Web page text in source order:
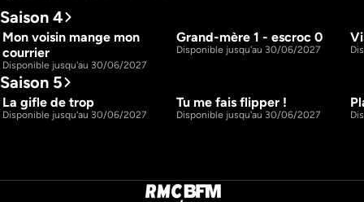
Saison 4
Mon voisin mange mon
courrier
Disponible jusqu'au 30/06/2027
S4 E2 21m
Grand-mère 1 - escroc 0
Disponible jusqu'au 30/06/2027
Saison 5
S5 E1 21m
La gifle de trop
Disponible jusqu'au 30/06/2027 S5 E3 21m
Disponible jusqu'au 30/06/2027